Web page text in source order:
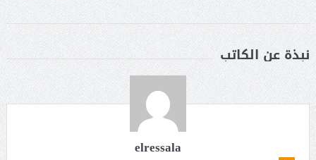
نبذة عن الكاتب
elressala